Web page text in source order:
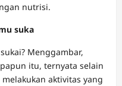
nutrisi.
suka
Menggambar,
itu, ternyata selain
aktivitas yang